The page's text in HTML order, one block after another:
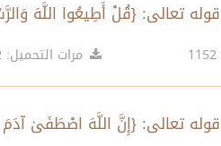
مرات التحميل: 652